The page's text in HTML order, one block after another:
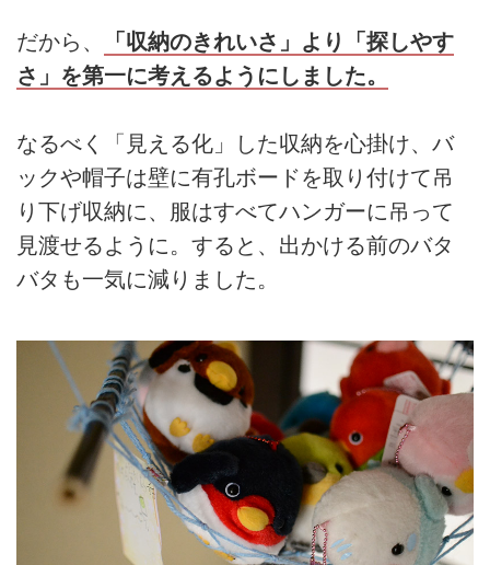
だから、
「収納のきれいさ」より「探しやす
さ」を第一に考えるようにしました。
なるべく「見える化」した収納を心掛け、バ
ックや帽子は壁に有孔ボードを取り付けて吊
り下げ収納に、服はすべてハンガーに吊って
見渡せるように。すると、出かける前のバタ
バタも一気に減りました。